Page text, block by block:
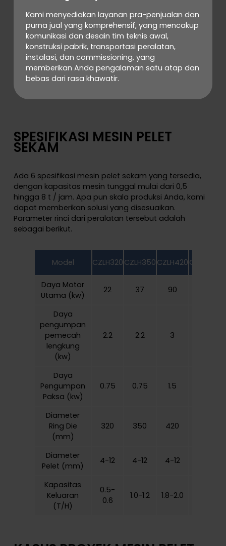
Kami menyediakan layanan pra-penjualan dan
purna jual yang komprehensif, yang mencakup
komunikasi dan desain tim teknis awal,
konstruksi pabrik, transportasi peralatan,
instalasi, dan commissioning, yang
memberikan Anda pengalaman satu atap dan
bebas dari rasa khawatir.
SPESIFIKASI MESIN PELET
SEKAM
Ada 6 spesifikasi mesin pelet sekam yang tersedia,
dengan kapasitas mesin tunggal mulai dari 0,5
hingga 8 t / jam. Apa pun skala produksi Anda, kami
dapat memberikan solusi yang disesuaikan.
Parameter rinci dari peralatan tersebut adalah
sebagai berikut.
Model CZLH320 CZLH350 CZLH420 CZLH520
Daya Motor
Utama (kw)
22 37 90
Daya
pengumpan
pemecah
lengkung
(kw)
2.2 2.2 3
Daya
Pengumpan
Paksa (kw)
0.75 0.75 1.5
Diameter
Ring Die
(mm)
320 350 420
Diameter
Pelet (mm)
4-12 4-12 4-12
Kapasitas
Keluaran
(T/H)
0.5-
0.6
1.0-1.2 1.8-2.0